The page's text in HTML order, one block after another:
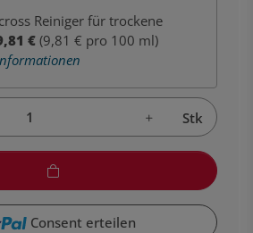
Reiniger für trockene
€ (9,81 € pro 100 ml)
Stk
Consent erteilen